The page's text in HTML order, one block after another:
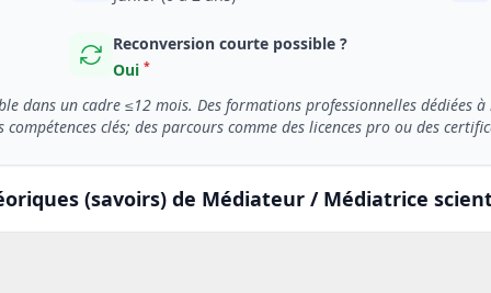
Reconversion courte possible ?
Oui *
dans un cadre ≤12 mois. Des formations professionnelles dédiées
clés; des parcours comme des licences pro ou des
(savoirs) de Médiateur / Médiatrice